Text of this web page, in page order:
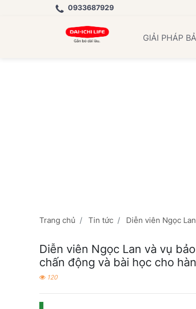
0933687929
GIẢI PHÁP
Trang chủ Tin tức Diễn viên Ngọc
Diễn viên Ngọc Lan và vụ
chấn động và bài học cho
120